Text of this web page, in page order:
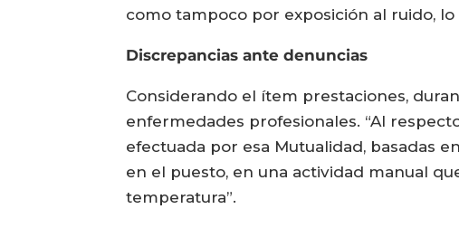
como tampoco por exposición al ruido,
Discrepancias ante denuncias
Considerando el ítem prestaciones,
enfermedades profesionales. “Al
efectuada por esa Mutualidad, basadas
en el puesto, en una actividad manual
temperatura”.